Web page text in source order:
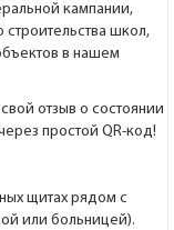
кампании,
строительства школ,
в нашем
отзыв о состоянии
простой QR-код!
щитах рядом с
или больницей).